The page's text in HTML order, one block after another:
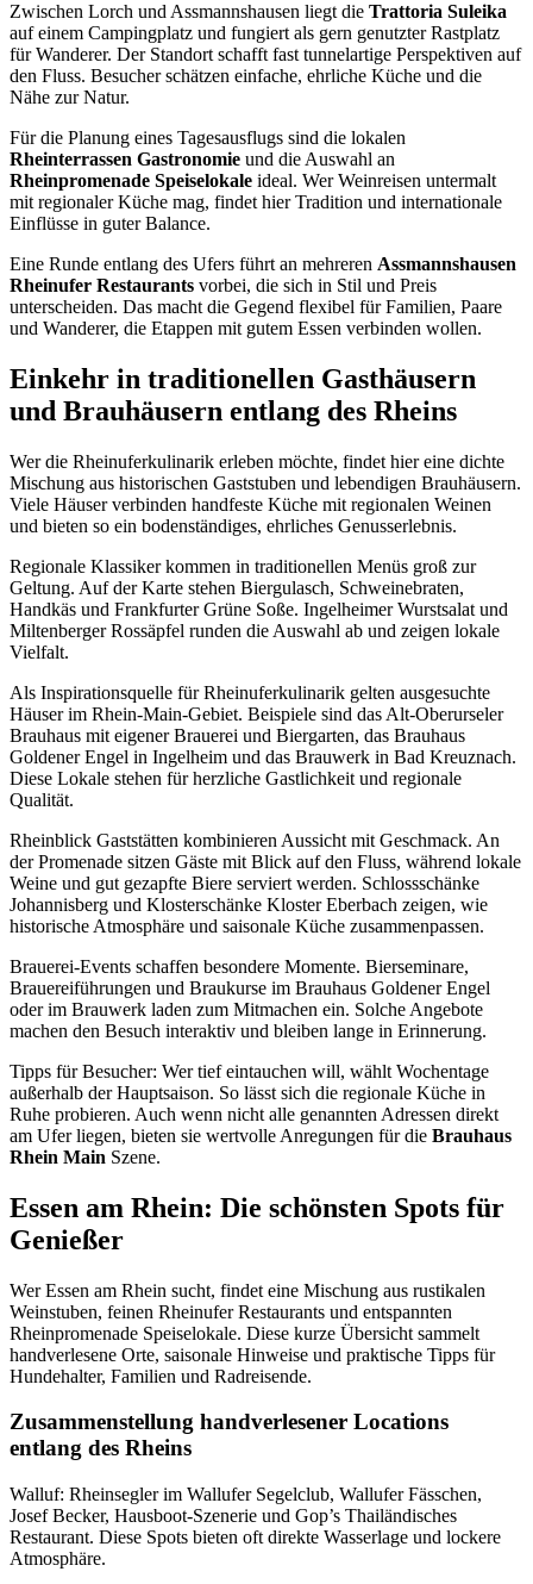
Zwischen Lorch und Assmannshausen liegt die Trattoria Suleika
auf einem Campingplatz und fungiert als gern genutzter Rastplatz
für Wanderer. Der Standort schafft fast tunnelartige Perspektiven auf
den Fluss. Besucher schätzen einfache, ehrliche Küche und die
Nähe zur Natur.
Für die Planung eines Tagesausflugs sind die lokalen
Rheinterrassen Gastronomie und die Auswahl an
Rheinpromenade Speiselokale ideal. Wer Weinreisen untermalt
mit regionaler Küche mag, findet hier Tradition und internationale
Einflüsse in guter Balance.
Eine Runde entlang des Ufers führt an mehreren Assmannshausen
Rheinufer Restaurants vorbei, die sich in Stil und Preis
unterscheiden. Das macht die Gegend flexibel für Familien, Paare
und Wanderer, die Etappen mit gutem Essen verbinden wollen.
Einkehr in traditionellen Gasthäusern
und Brauhäusern entlang des Rheins
Wer die Rheinuferkulinarik erleben möchte, findet hier eine dichte
Mischung aus historischen Gaststuben und lebendigen Brauhäusern.
Viele Häuser verbinden handfeste Küche mit regionalen Weinen
und bieten so ein bodenständiges, ehrliches Genusserlebnis.
Regionale Klassiker kommen in traditionellen Menüs groß zur
Geltung. Auf der Karte stehen Biergulasch, Schweinebraten,
Handkäs und Frankfurter Grüne Soße. Ingelheimer Wurstsalat und
Miltenberger Rossäpfel runden die Auswahl ab und zeigen lokale
Vielfalt.
Als Inspirationsquelle für Rheinuferkulinarik gelten ausgesuchte
Häuser im Rhein‑Main‑Gebiet. Beispiele sind das Alt‑Oberurseler
Brauhaus mit eigener Brauerei und Biergarten, das Brauhaus
Goldener Engel in Ingelheim und das Brauwerk in Bad Kreuznach.
Diese Lokale stehen für herzliche Gastlichkeit und regionale
Qualität.
Rheinblick Gaststätten kombinieren Aussicht mit Geschmack. An
der Promenade sitzen Gäste mit Blick auf den Fluss, während lokale
Weine und gut gezapfte Biere serviert werden. Schlossschänke
Johannisberg und Klosterschänke Kloster Eberbach zeigen, wie
historische Atmosphäre und saisonale Küche zusammenpassen.
Brauerei‑Events schaffen besondere Momente. Bierseminare,
Brauereiführungen und Braukurse im Brauhaus Goldener Engel
oder im Brauwerk laden zum Mitmachen ein. Solche Angebote
machen den Besuch interaktiv und bleiben lange in Erinnerung.
Tipps für Besucher: Wer tief eintauchen will, wählt Wochentage
außerhalb der Hauptsaison. So lässt sich die regionale Küche in
Ruhe probieren. Auch wenn nicht alle genannten Adressen direkt
am Ufer liegen, bieten sie wertvolle Anregungen für die Brauhaus
Rhein Main Szene.
Essen am Rhein: Die schönsten Spots für
Genießer
Wer Essen am Rhein sucht, findet eine Mischung aus rustikalen
Weinstuben, feinen Rheinufer Restaurants und entspannten
Rheinpromenade Speiselokale. Diese kurze Übersicht sammelt
handverlesene Orte, saisonale Hinweise und praktische Tipps für
Hundehalter, Familien und Radreisende.
Zusammenstellung handverlesener Locations
entlang des Rheins
Walluf: Rheinsegler im Wallufer Segelclub, Wallufer Fässchen,
Josef Becker, Hausboot-Szenerie und Gop’s Thailändisches
Restaurant. Diese Spots bieten oft direkte Wasserlage und lockere
Atmosphäre.